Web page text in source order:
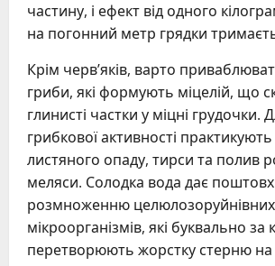
частину, і ефект від одного
на погонний метр грядки
Крім черв’яків, варто
гриби, які формують міцелій, що
глинисті частки у міцні грудочки.
грибкової активності
листяного опаду, тирси та полив
меляси. Солодка вода дає поштовх
розмноженню целюлозоруйнівних
мікроорганізмів, які буквально за
перетворюють жорстку стерню на